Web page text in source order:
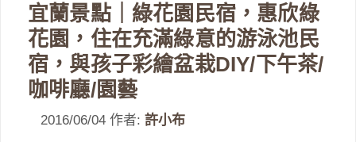
宜蘭景點｜綠花園民宿，惠欣綠
花園，住在充滿綠意的游泳池民
宿，與孩子彩繪盆栽DIY/下午茶/
咖啡廳/園藝
2016/06/04 作者: 許小布